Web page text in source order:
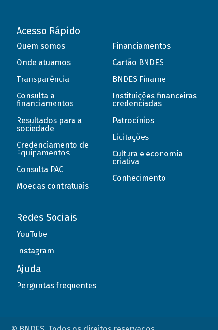
Acesso Rápido
Quem somos
Onde atuamos
Transparência
Consulta a
financiamentos
Resultados para a
sociedade
Credenciamento de
Equipamentos
Consulta PAC
Moedas contratuais
Financiamentos
Cartão BNDES
BNDES Finame
Instituições financeiras
credenciadas
Patrocínios
Licitações
Cultura e economia
criativa
Conhecimento
Redes Sociais
YouTube
Instagram
Ajuda
Perguntas frequentes